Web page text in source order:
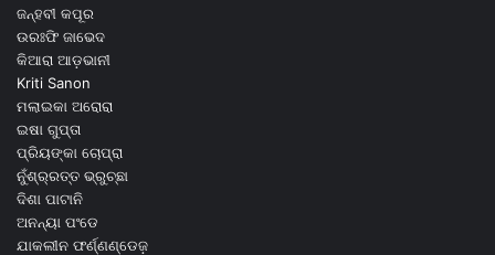
ଜନ୍ହବୀ କପୂର
ଉରଃଫି ଜାଭେଦ
କିଆରା ଆଡ଼ଭାନୀ
Kriti Sanon
ମଲାଇକା ଅରୋରା
ଇଷା ଗୁପ୍ତା
ପ୍ରିୟଙ୍କା ଚୋପ୍ରା
ନୁଁଶ୍ର୍ରତ୍ତ ଭ୍ରୁଚ୍ଛା
ଦିଶା ପାଟାନି
ଅନନ୍ୟା ପଂଡେ
ଯାକଲୀନ ଫର୍ଣ୍ଣଣ୍ଡେଜ଼